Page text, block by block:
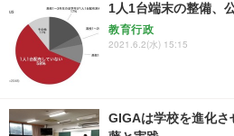
1人1台端末の整備、
教育行政
2021.6.2(水) 15:15
GIGAは学校を進化